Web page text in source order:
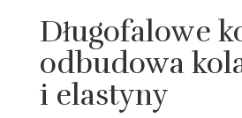
Długofalowe
odbudowa
i elastyny